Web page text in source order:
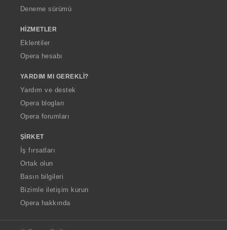
Deneme sürümü
HIZMETLER
Eklentiler
Opera hesabı
YARDIM MI GEREKLI?
Yardım ve destek
Opera blogları
Opera forumları
ŞIRKET
İş fırsatları
Ortak olun
Basın bilgileri
Bizimle iletişim kurun
Opera hakkında